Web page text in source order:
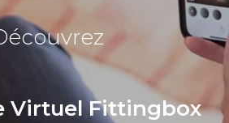
Virtuel Fittingbox